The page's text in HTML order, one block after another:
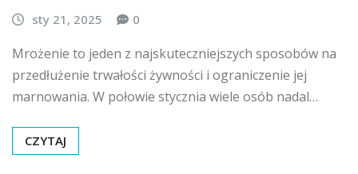
sty 21, 2025 0
Mrożenie to jeden z najskuteczniejszych sposobów na
przedłużenie trwałości żywności i ograniczenie jej
marnowania. W połowie stycznia wiele osób nadal…
CZYTAJ